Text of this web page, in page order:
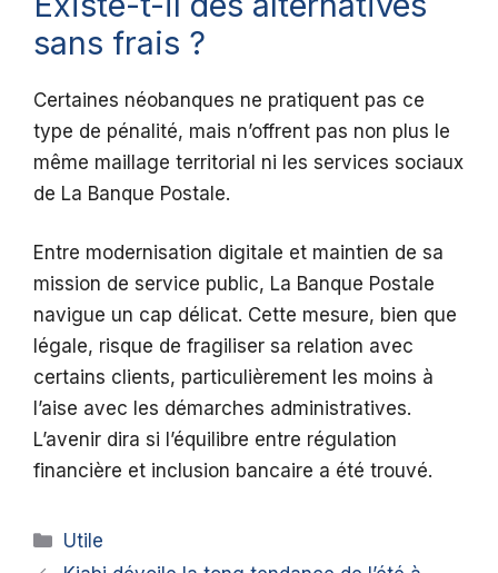
sans frais ?
Certaines néobanques ne pratiquent pas ce
type de pénalité, mais n’offrent pas non plus le
même maillage territorial ni les services sociaux
de La Banque Postale.
Entre modernisation digitale et maintien de sa
mission de service public, La Banque Postale
navigue un cap délicat. Cette mesure, bien que
légale, risque de fragiliser sa relation avec
certains clients, particulièrement les moins à
l’aise avec les démarches administratives.
L’avenir dira si l’équilibre entre régulation
financière et inclusion bancaire a été trouvé.
Catégories
Utile